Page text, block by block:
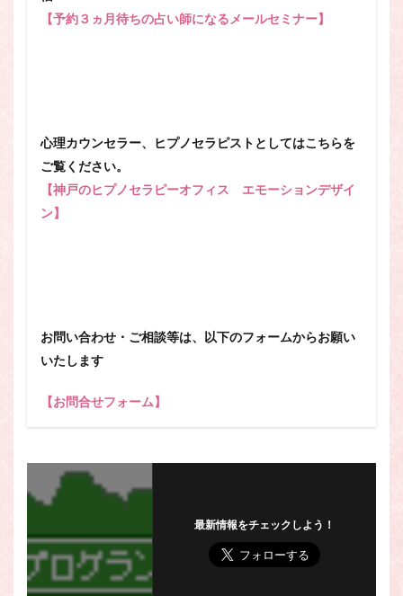
【予約３ヵ月待ちの占い師になるメールセミナー】
心理カウンセラー、ヒプノセラピストとしてはこちらを
ご覧ください。
【神戸のヒプノセラピーオフィス エモーションデザイ
ン】
お問い合わせ・ご相談等は、以下のフォームからお願い
いたします
【お問合せフォーム】
最新情報をチェックしよう！